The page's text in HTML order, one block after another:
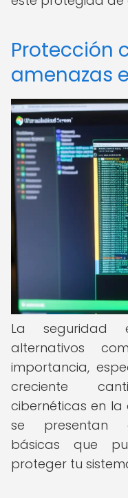
Protección
amenazas
La seguridad
alternativos
importancia,
creciente
cibernéticas en la
se presentan
básicas que
proteger tu